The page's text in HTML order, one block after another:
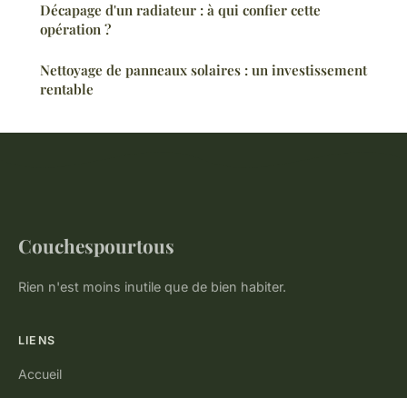
Décapage d'un radiateur : à qui confier cette
opération ?
Nettoyage de panneaux solaires : un investissement
rentable
Couchespourtous
Rien n'est moins inutile que de bien habiter.
LIENS
Accueil